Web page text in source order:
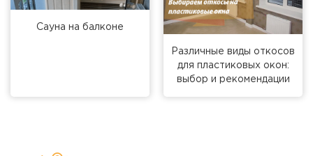
Сауна на балконе
Различные виды откосов
для пластиковых окон:
выбор и рекомендации